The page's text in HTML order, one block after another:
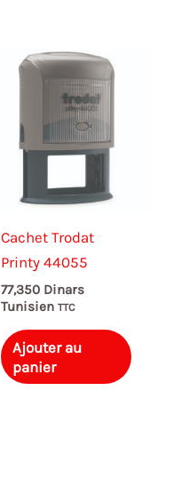
Cachet Trodat
Printy 44055
77,350 Dinars
Tunisien TTC
Ajouter au
panier